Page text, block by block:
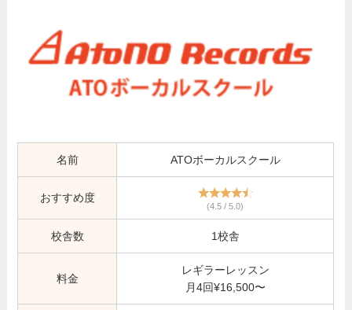
名前 ATOボーカルスクール
おすすめ度
(4.5 / 5.0)
校舎数 1校舎
料金
レギラーレッスン
月4回¥16,500〜